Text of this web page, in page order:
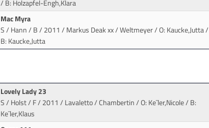
/ B: Holzapfel-Engh,Klara
Mac Myra
S / Hann / B / 2011 / Markus Deak xx / Weltmeyer/ O: Kaucke,Jutta /
B: Kaucke,Jutta
Lovely Lady 23
S / Holst / F / 2011 / Lavaletto / Chambertin/ O: Ke¯ler,Nicole / B:
Ke¯ler,Klaus